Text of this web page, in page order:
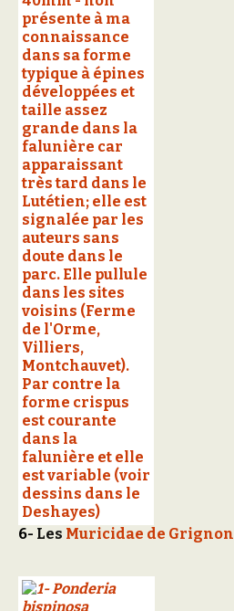
6- Les Muricidae de Grignon